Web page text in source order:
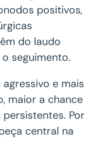
positivos,
do laudo
seguimento.
e mais
maior a chance
Por
central na